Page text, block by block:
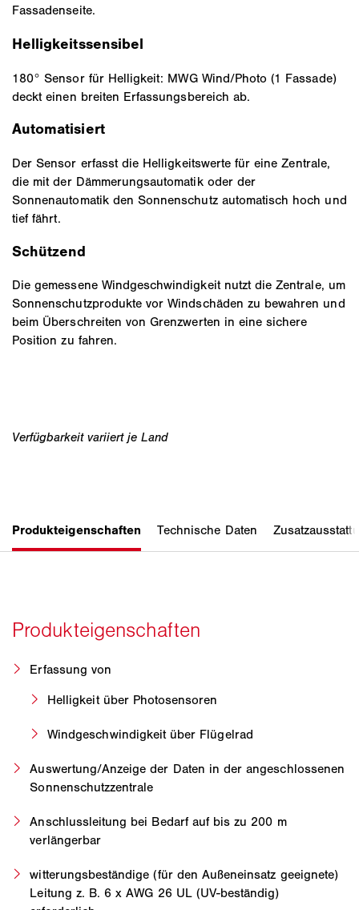
Fassadenseite.
Helligkeitssensibel
180° Sensor für Helligkeit: MWG Wind/Photo (1 Fassade)
deckt einen breiten Erfassungsbereich ab.
Automatisiert
Der Sensor erfasst die Helligkeitswerte für eine Zentrale,
die mit der Dämmerungsautomatik oder der
Sonnenautomatik den Sonnenschutz automatisch hoch und
tief fährt.
Schützend
Die gemessene Windgeschwindigkeit nutzt die Zentrale, um
Sonnenschutzprodukte vor Windschäden zu bewahren und
beim Überschreiten von Grenzwerten in eine sichere
Position zu fahren.
Erfassung von
Helligkeit über Photosensoren
Windgeschwindigkeit über Flügelrad
Auswertung/Anzeige der Daten in der angeschlossenen
Sonnenschutzzentrale
Anschlussleitung bei Bedarf auf bis zu 200 m
verlängerbar
witterungsbeständige (für den Außeneinsatz geeignete)
Leitung z. B. 6 x AWG 26 UL (UV-beständig)